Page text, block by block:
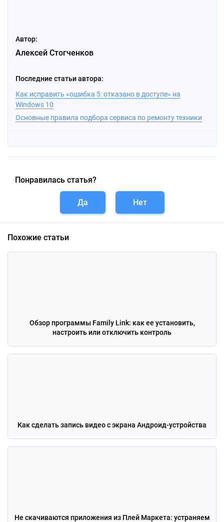
Автор:
Алексей Стогченков
Последние статьи автора:
Как исправить «ошибка 5: отказано в доступе» на
Windows 10
Основные правила подбора сервиса по ремонту техники
Понравилась статья?
Да Нет
Похожие статьи
Обзор программы Family Link: как ее установить,
настроить или отключить контроль
Как сделать запись видео с экрана Андроид-устройства
Не скачиваются приложения из Плей Маркета: устраняем